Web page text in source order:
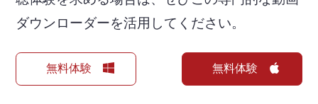
ダウンローダーを活用してください。
無料体験 無料体験